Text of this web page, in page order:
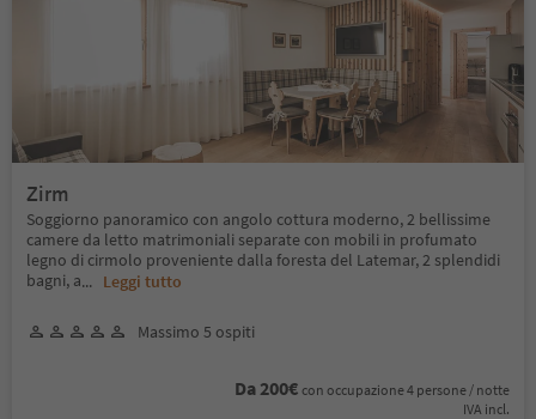
Zirm
Soggiorno panoramico con angolo cottura moderno, 2 bellissime
camere da letto matrimoniali separate con mobili in profumato
legno di cirmolo proveniente dalla foresta del Latemar, 2 splendidi
bagni, a... Leggi tutto
Massimo 5 ospiti
Da 200€ con occupazione 4 persone / notte
IVA incl.